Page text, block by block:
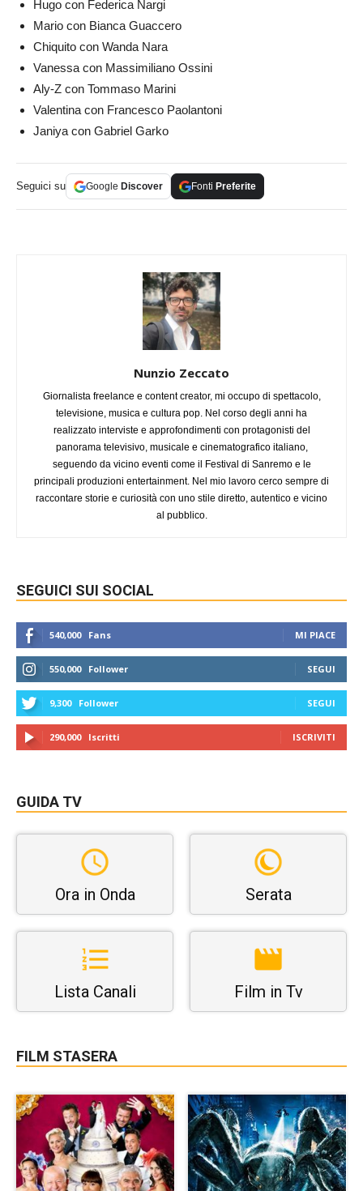
Hugo con Federica Nargi
Mario con Bianca Guaccero
Chiquito con Wanda Nara
Vanessa con Massimiliano Ossini
Aly-Z con Tommaso Marini
Valentina con Francesco Paolantoni
Janiya con Gabriel Garko
Seguici su Google Discover Fonti Preferite
Nunzio Zeccato
Giornalista freelance e content creator, mi occupo di spettacolo,
televisione, musica e cultura pop. Nel corso degli anni ha
realizzato interviste e approfondimenti con protagonisti del
panorama televisivo, musicale e cinematografico italiano,
seguendo da vicino eventi come il Festival di Sanremo e le
principali produzioni entertainment. Nel mio lavoro cerco sempre di
raccontare storie e curiosità con uno stile diretto, autentico e vicino
al pubblico.
SEGUICI SUI SOCIAL
540,000 Fans MI PIACE
550,000 Follower SEGUI
9,300 Follower SEGUI
290,000 Iscritti ISCRIVITI
GUIDA TV
Ora in Onda Serata
Lista Canali Film in Tv
FILM STASERA